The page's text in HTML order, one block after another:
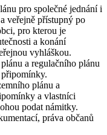
pro společné jednání i
veřejně přístupný po
pro kterou je
a konání
vyhláškou.
a regulačního plánu
plánu a
a vlastníci
podat námitky.
práva občanů